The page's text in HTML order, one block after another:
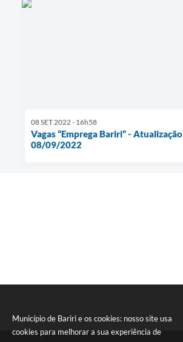
Município de Bariri e os cookies: nosso site usa
cookies para melhorar a sua experiência de
08 SET 2022 - 16h58
Vagas “Emprega Bariri” - Atualização
08/09/2022